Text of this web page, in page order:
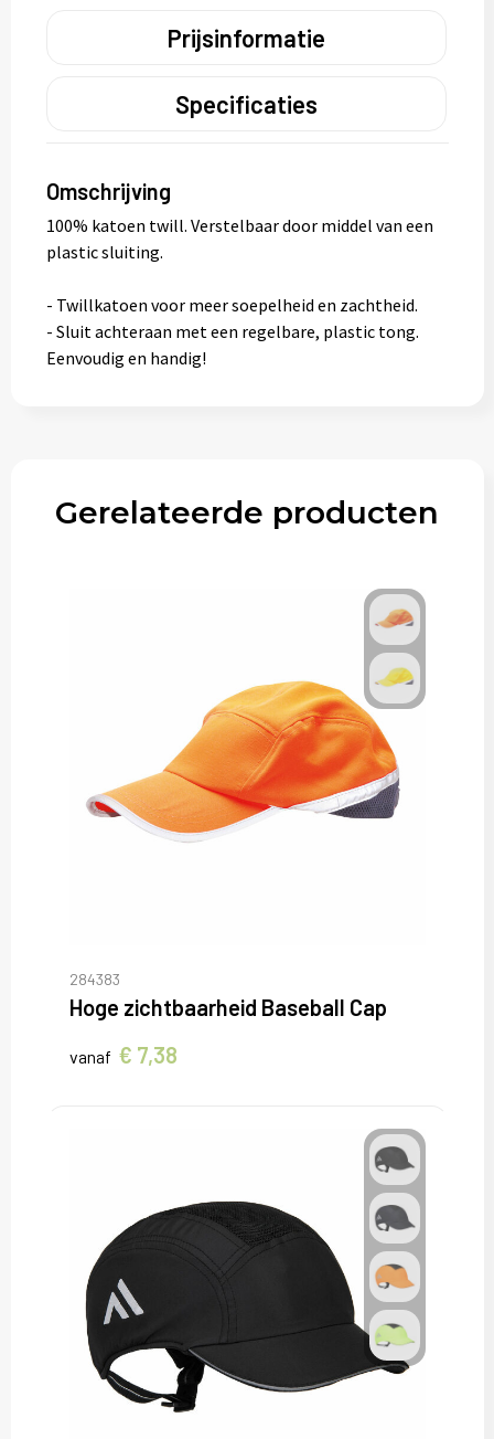
Prijsinformatie
Specificaties
Omschrijving
100% katoen twill. Verstelbaar door middel van een
plastic sluiting.
- Twillkatoen voor meer soepelheid en zachtheid.
- Sluit achteraan met een regelbare, plastic tong.
Eenvoudig en handig!
Gerelateerde producten
284383
Hoge zichtbaarheid Baseball Cap
vanaf € 7,38